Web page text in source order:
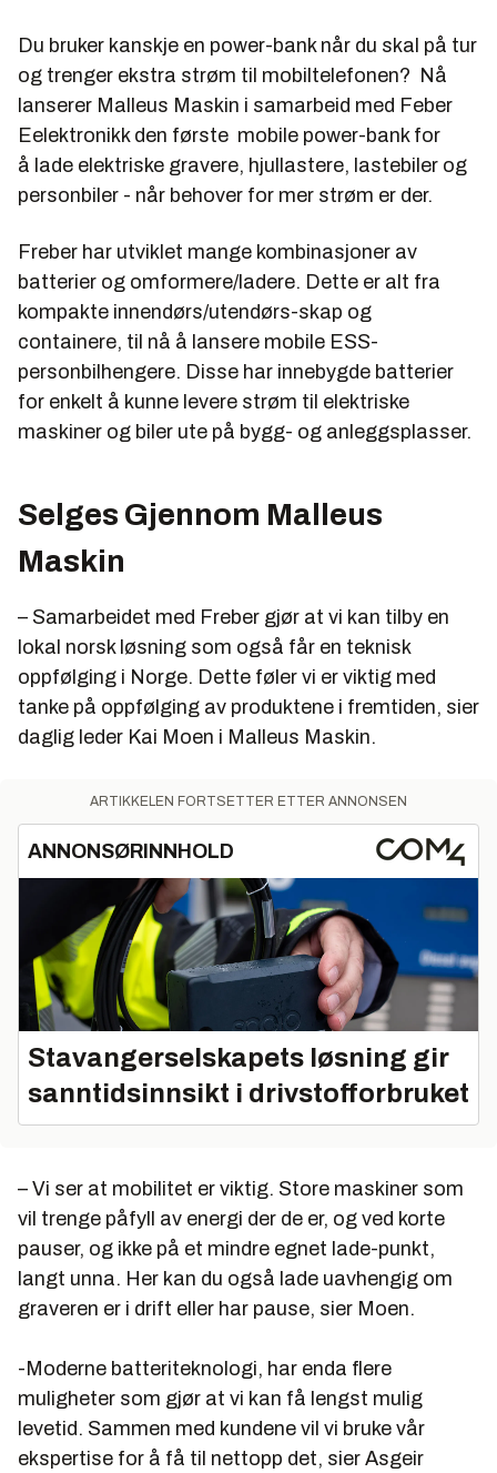
Du bruker kanskje en power-bank når du skal på tur
og trenger ekstra strøm til mobiltelefonen? Nå
lanserer Malleus Maskin i samarbeid med Feber
Eelektronikk den første mobile power-bank for
å lade elektriske gravere, hjullastere, lastebiler og
personbiler - når behover for mer strøm er der.
Freber har utviklet mange kombinasjoner av
batterier og omformere/ladere. Dette er alt fra
kompakte innendørs/utendørs-skap og
containere, til nå å lansere mobile ESS-
personbilhengere. Disse har innebygde batterier
for enkelt å kunne levere strøm til elektriske
maskiner og biler ute på bygg- og anleggsplasser.
Selges Gjennom Malleus
Maskin
– Samarbeidet med Freber gjør at vi kan tilby en
lokal norsk løsning som også får en teknisk
oppfølging i Norge. Dette føler vi er viktig med
tanke på oppfølging av produktene i fremtiden, sier
daglig leder Kai Moen i Malleus Maskin.
ARTIKKELEN FORTSETTER ETTER ANNONSEN
ANNONSØRINNHOLD
Stavangerselskapets løsning gir
sanntidsinnsikt i drivstofforbruket
– Vi ser at mobilitet er viktig. Store maskiner som
vil trenge påfyll av energi der de er, og ved korte
pauser, og ikke på et mindre egnet lade-punkt,
langt unna. Her kan du også lade uavhengig om
graveren er i drift eller har pause, sier Moen.
-Moderne batteriteknologi, har enda flere
muligheter som gjør at vi kan få lengst mulig
levetid. Sammen med kundene vil vi bruke vår
ekspertise for å få til nettopp det, sier Asgeir